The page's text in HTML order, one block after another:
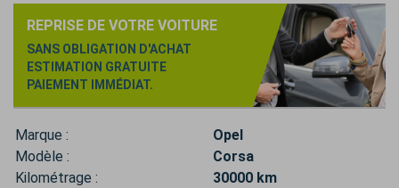
REPRISE DE VOTRE VOITURE
SANS OBLIGATION D'ACHAT
ESTIMATION GRATUITE
PAIEMENT IMMÉDIAT.
Marque :
Opel
Modèle :
Corsa
Kilométrage :
30000 km